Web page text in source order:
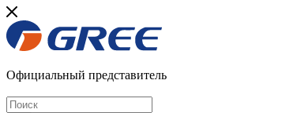
Официальный представитель